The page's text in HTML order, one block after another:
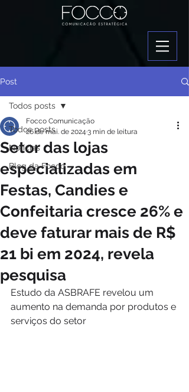
Post
Todos posts
Notícias
Blog da Focco
Todos posts
Setor das lojas
especializadas em
Festas, Candies e
Confeitaria cresce 26% e
deve faturar mais de R$
21 bi em 2024, revela
pesquisa
Focco Comunicação
26 de mai. de 2024 3 min de leitura
Estudo da ASBRAFE revelou um
aumento na demanda por produtos e
serviços do setor